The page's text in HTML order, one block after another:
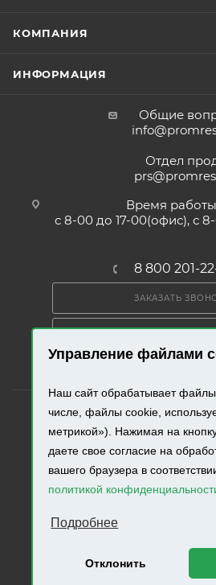
Управление файлами
Наш сайт обрабатывает
числе, файлы cookie,
метрикой»). Нажимая на
даете свое согласие на
вашего браузера в
политикой
Подробнее
Отклонить
КОМПАНИЯ
ИНФОРМАЦИЯ
Общие
Отдел
Время
с 8-00 до 17-00(офис), с
8 800 201-
ЗАКАЗАТЬ
2026 © «Промресурс». Все